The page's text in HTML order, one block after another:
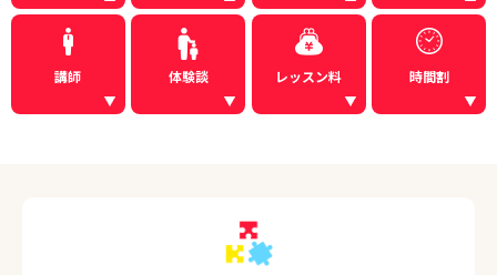
講師 体験談 レッスン料 時間割